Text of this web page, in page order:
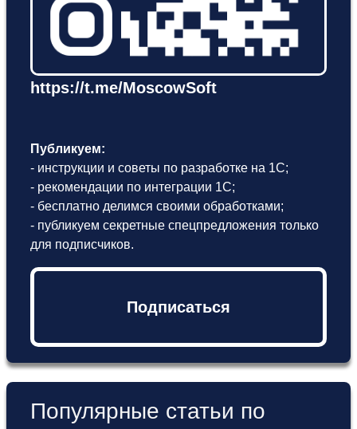
https://t.me/MoscowSoft
Публикуем:
- инструкции и советы по разработке на 1С;
- рекомендации по интеграции 1С;
- бесплатно делимся своими обработками;
- публикуем секретные спецпредложения только
для подписчиков.
Подписаться
Популярные статьи по